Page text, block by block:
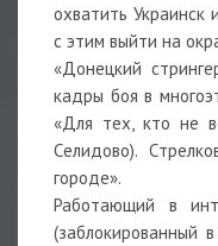
охватить Украинск
с этим выйти на
«Донецкий
кадры боя в
«Для тех, кто не
Селидово).
городе».
Работающий в